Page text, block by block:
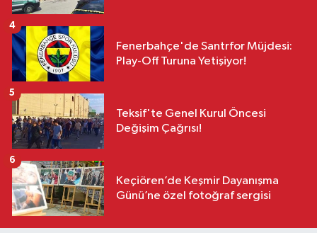
Fenerbahçe'de Santrfor Müjdesi:
Play-Off Turuna Yetişiyor!
4
Teksif'te Genel Kurul Öncesi
Değişim Çağrısı!
5
Keçiören’de Keşmir Dayanışma
Günü’ne özel fotoğraf sergisi
6